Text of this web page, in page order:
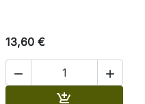
13,60 €
 
